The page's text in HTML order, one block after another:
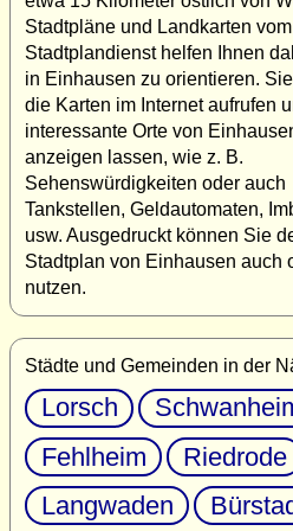
Stadtpläne und Landkarten vom
Stadtplandienst helfen Ihnen
in Einhausen zu orientieren.
die Karten im Internet aufrufen
interessante Orte von
anzeigen lassen, wie z. B.
Sehenswürdigkeiten oder auch
Tankstellen, Geldautomaten,
usw. Ausgedruckt können Sie
Stadtplan von Einhausen auch
nutzen.
Städte und Gemeinden in der
Lorsch
Fehlheim
Riedrode
Langwaden